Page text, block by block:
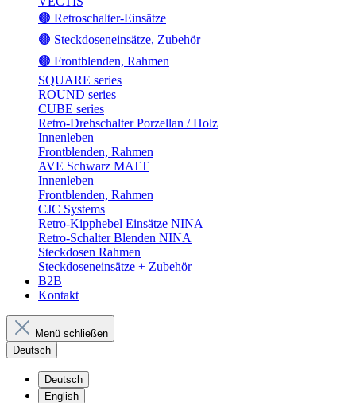
🟤 Retroschalter-Einsätze
🟤 Steckdoseneinsätze, Zubehör
🟤 Frontblenden, Rahmen
SQUARE series
ROUND series
CUBE series
Retro-Drehschalter Porzellan / Holz
Innenleben
Frontblenden, Rahmen
AVE Schwarz MATT
Innenleben
Frontblenden, Rahmen
CJC Systems
Retro-Kipphebel Einsätze NINA
Retro-Schalter Blenden NINA
Steckdosen Rahmen
Steckdoseneinsätze + Zubehör
B2B
Kontakt
Menü schließen
Deutsch
Deutsch
English